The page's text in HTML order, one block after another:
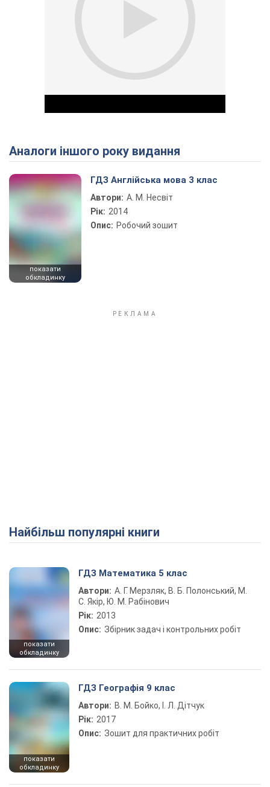
Play Video
Аналоги іншого року видання
показати
обкладинку
ГДЗ Англійська мова 3 клас
Автори: А. М. Несвіт
Рік: 2014
Опис: Робочий зошит
Найбільш популярні книги
показати
обкладинку
ГДЗ Математика 5 клас
Автори: А. Г. Мерзляк, В. Б. Полонський, М.
С. Якір, Ю. М. Рабінович
Рік: 2013
Опис: Збірник задач і контрольних робіт
показати
обкладинку
ГДЗ Географія 9 клас
Автори: В. М. Бойко, І. Л. Дітчук
Рік: 2017
Опис: Зошит для практичних робіт